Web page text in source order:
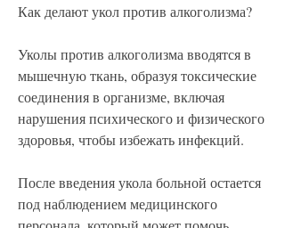
Как делают укол против алкоголизма?
Уколы против алкоголизма вводятся в
мышечную ткань, образуя токсические
соединения в организме, включая
нарушения психического и физического
здоровья, чтобы избежать инфекций.
После введения укола больной остается
под наблюдением медицинского